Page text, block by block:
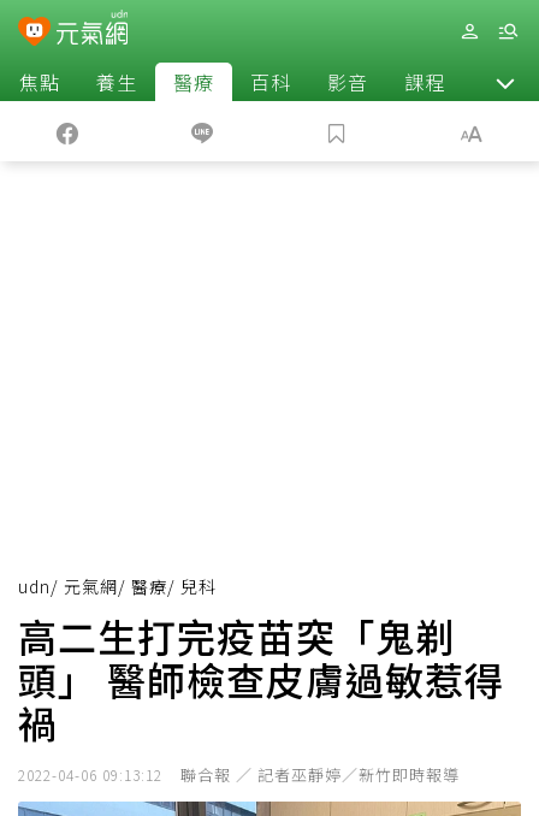
焦點 養生 醫療 百科 影音 課程 退休
udn/ 元氣網/ 醫療/ 兒科
高二生打完疫苗突「鬼剃
頭」 醫師檢查皮膚過敏惹得
禍
2022-04-06 09:13:12 聯合報 ／ 記者巫靜婷／新竹即時報導